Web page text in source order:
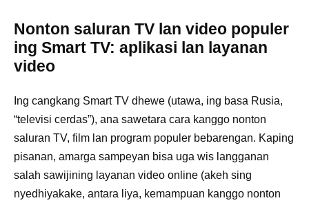
Nonton saluran TV lan video populer
ing Smart TV: aplikasi lan layanan
video
Ing cangkang Smart TV dhewe (utawa, ing basa Rusia,
“televisi cerdas”), ana sawetara cara kanggo nonton
saluran TV, film lan program populer bebarengan. Kaping
pisanan, amarga sampeyan bisa uga wis langganan
salah sawijining layanan video online (akeh sing
nyedhiyakake, antara liya, kemampuan kanggo nonton